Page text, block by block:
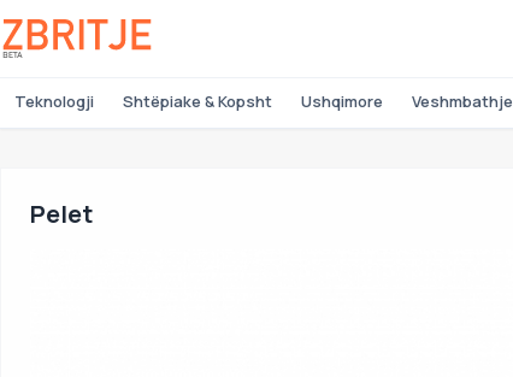
Teknologji Shtëpiake & Kopsht Ushqimore Veshmbathje
Pelet